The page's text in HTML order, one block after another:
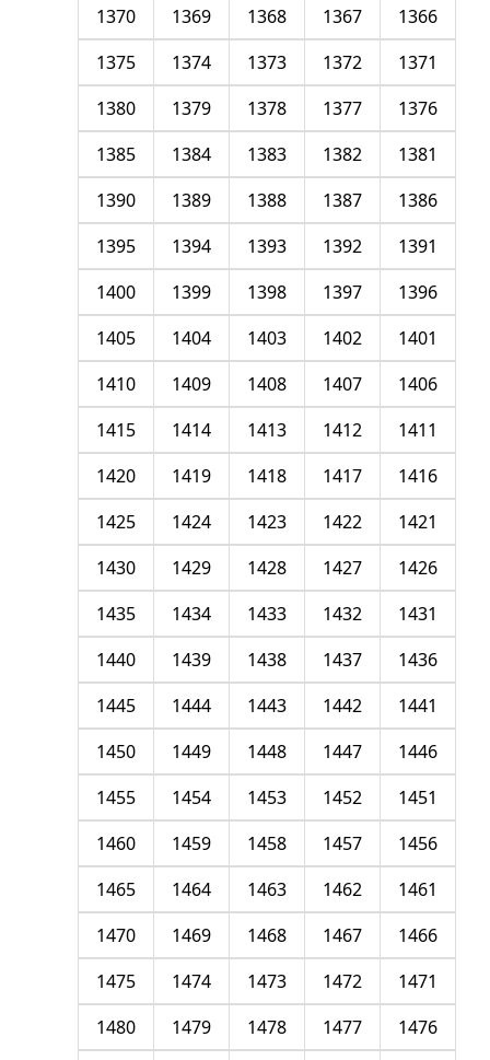
1366
1367
1368
1369
1370
1371
1372
1373
1374
1375
1376
1377
1378
1379
1380
1381
1382
1383
1384
1385
1386
1387
1388
1389
1390
1391
1392
1393
1394
1395
1396
1397
1398
1399
1400
1401
1402
1403
1404
1405
1406
1407
1408
1409
1410
1411
1412
1413
1414
1415
1416
1417
1418
1419
1420
1421
1422
1423
1424
1425
1426
1427
1428
1429
1430
1431
1432
1433
1434
1435
1436
1437
1438
1439
1440
1441
1442
1443
1444
1445
1446
1447
1448
1449
1450
1451
1452
1453
1454
1455
1456
1457
1458
1459
1460
1461
1462
1463
1464
1465
1466
1467
1468
1469
1470
1471
1472
1473
1474
1475
1476
1477
1478
1479
1480